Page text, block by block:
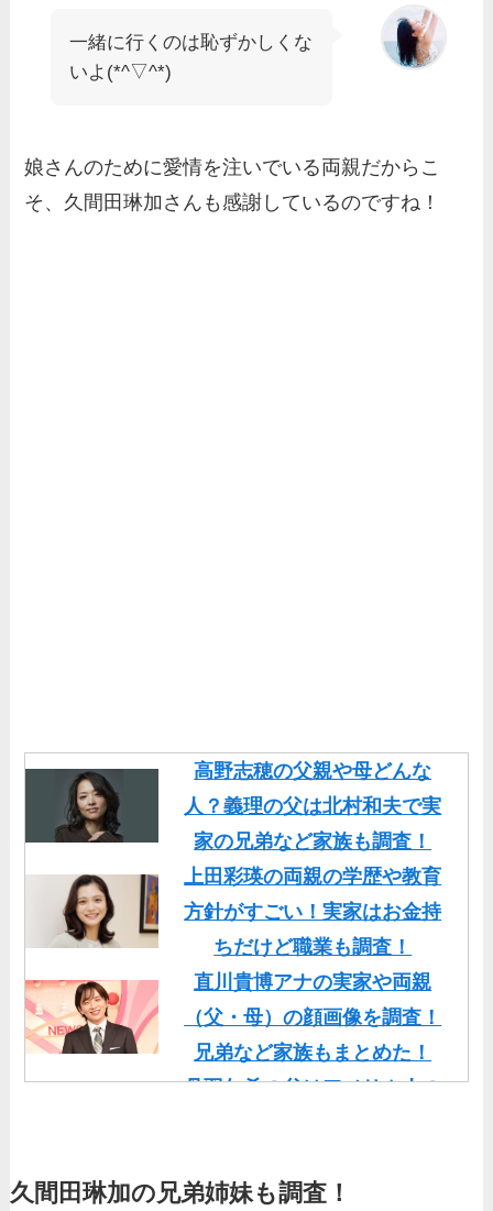
一緒に行くのは恥ずかしくな
いよ(*^▽^*)
娘さんのために愛情を注いでいる両親だからこ
そ、久間田琳加さんも感謝しているのですね！
高野志穂の父親や母どんな
人？義理の父は北村和夫で実
家の兄弟など家族も調査！
上田彩瑛の両親の学歴や教育
方針がすごい！実家はお金持
ちだけど職業も調査！
直川貴博アナの実家や両親
（父・母）の顔画像を調査！
兄弟など家族もまとめた！
丹羽仁希の父はアメリカ人の
基俊介の実家はお金持ち？兄
久間田琳加の兄弟姉妹も調査！